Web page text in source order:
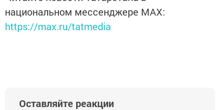
национальном мессенджере MАХ:
https://max.ru/tatmedia
Оставляйте реакции